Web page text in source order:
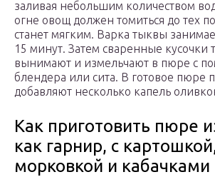
заливая небольшим количеством
огне овощ должен томиться до тех
станет мягким. Варка тыквы
15 минут. Затем сваренные кусочки
вынимают и измельчают в пюре с
блендера или сита. В готовое пюре
добавляют несколько капель
Как приготовить пюре
как гарнир, с
морковкой и кабачками